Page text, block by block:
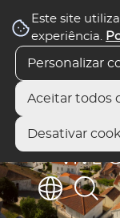
Este site
experiência.
Personalizar
Aceitar todos
Desativar